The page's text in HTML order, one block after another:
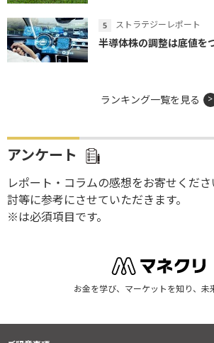
ストラテジーレポート
半導体株の調整は底値を
ランキング一覧を見る
アンケート
レポート・コラムの感想をお寄せくだ
討等に参考にさせていただきます。
※は必須項目です。
お金を学び、マーケットを知り、未